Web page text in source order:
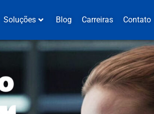
Soluções Blog Carreiras Contato